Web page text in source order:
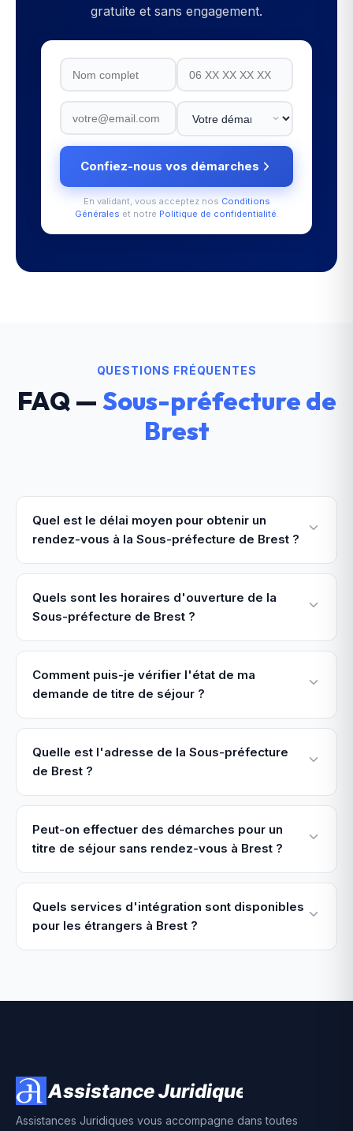
gratuite et sans engagement.
Confiez-nous vos démarches
En validant, vous acceptez nos Conditions
Générales et notre Politique de confidentialité.
QUESTIONS FRÉQUENTES
FAQ — Sous-préfecture de
Brest
Quel est le délai moyen pour obtenir un
rendez-vous à la Sous-préfecture de Brest ?
Quels sont les horaires d'ouverture de la
Sous-préfecture de Brest ?
Comment puis-je vérifier l'état de ma
demande de titre de séjour ?
Quelle est l'adresse de la Sous-préfecture
de Brest ?
Peut-on effectuer des démarches pour un
titre de séjour sans rendez-vous à Brest ?
Quels services d'intégration sont disponibles
pour les étrangers à Brest ?
Assistances Juridiques vous accompagne dans toutes